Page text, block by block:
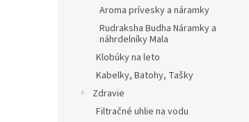
Aroma prívesky a náramky
Rudraksha Budha Náramky a
náhrdelníky Mala
Klobúky na leto
Kabelky, Batohy, Tašky
Zdravie
Filtračné uhlie na vodu